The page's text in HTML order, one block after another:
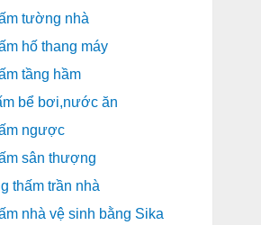
tường nhà
hố thang máy
tầng hầm
bể bơi,nước ăn
ngược
sân thượng
thấm trần nhà
nhà vệ sinh bằng Sika